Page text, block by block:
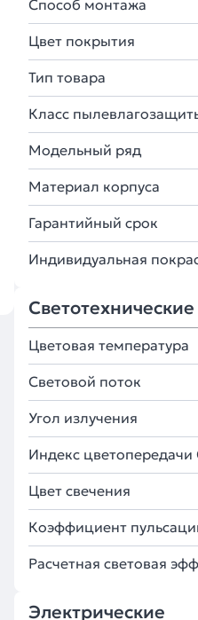
Способ монтажа
Цвет покрытия
Тип товара
Класс
Модельный ряд
Материал корпуса
Гарантийный срок
Индивидуальная
Светотехнические
Цветовая температура
Световой поток
Угол излучения
Индекс цветопередачи
Цвет свечения
Коэффициент
Расчетная световая
Электрические